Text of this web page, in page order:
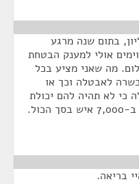
עם האישור של 80 מיליון, בתום שנה מרגע
אולי למענק הבטחת
מה שאני מציע בכל
לאבטלה וכך או
כי לא תהיה להם יכולת
לצבור את חצי השנה הזאת. מדובר ב-7,000 איש בסך הכול.
בריאה.